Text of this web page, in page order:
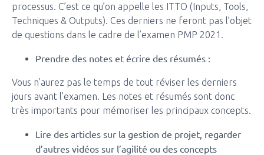
processus. C’est ce qu’on appelle les ITTO (Inputs, Tools,
Techniques & Outputs). Ces derniers ne feront pas l’objet
de questions dans le cadre de l’examen PMP 2021.
Prendre des notes et écrire des résumés :
Vous n’aurez pas le temps de tout réviser les derniers
jours avant l’examen. Les notes et résumés sont donc
très importants pour mémoriser les principaux concepts.
Lire des articles sur la gestion de projet, regarder
d’autres vidéos sur l’agilité ou des concepts